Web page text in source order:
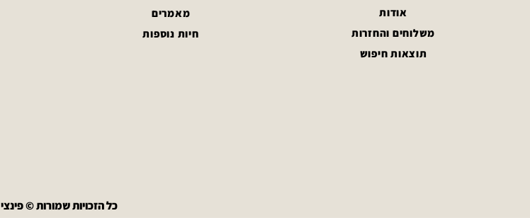
כל הזכויות שמורות © פינצי
מאמרים
חיות נוספות
אודות
משלוחים והחזרות
תוצאות חיפוש